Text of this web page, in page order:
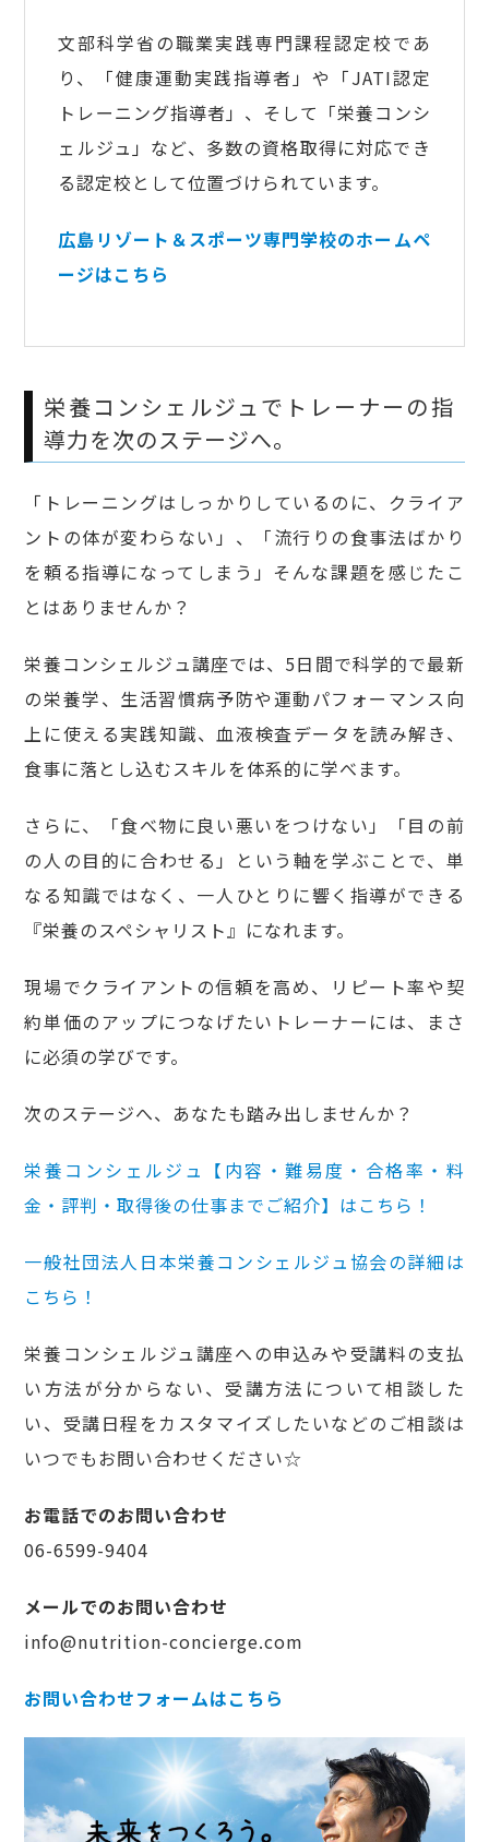
文部科学省の職業実践専門課程認定校であ
り、「健康運動実践指導者」や「JATI認定
トレーニング指導者」、そして「栄養コンシ
ェルジュ」など、多数の資格取得に対応でき
る認定校として位置づけられています。
広島リゾート＆スポーツ専門学校のホームペ
ージはこちら
栄養コンシェルジュでトレーナーの指
導力を次のステージへ。
「トレーニングはしっかりしているのに、クライア
ントの体が変わらない」、「流行りの食事法ばかり
を頼る指導になってしまう」そんな課題を感じたこ
とはありませんか？
栄養コンシェルジュ講座では、5日間で科学的で最新
の栄養学、生活習慣病予防や運動パフォーマンス向
上に使える実践知識、血液検査データを読み解き、
食事に落とし込むスキルを体系的に学べます。
さらに、「食べ物に良い悪いをつけない」「目の前
の人の目的に合わせる」という軸を学ぶことで、単
なる知識ではなく、一人ひとりに響く指導ができる
『栄養のスペシャリスト』になれます。
現場でクライアントの信頼を高め、リピート率や契
約単価のアップにつなげたいトレーナーには、まさ
に必須の学びです。
次のステージへ、あなたも踏み出しませんか？
栄養コンシェルジュ【内容・難易度・合格率・料
金・評判・取得後の仕事までご紹介】はこちら！
一般社団法人日本栄養コンシェルジュ協会の詳細は
こちら！
栄養コンシェルジュ講座への申込みや受講料の支払
い方法が分からない、受講方法について相談した
い、受講日程をカスタマイズしたいなどのご相談は
いつでもお問い合わせください☆
お電話でのお問い合わせ
06-6599-9404
メールでのお問い合わせ
info@nutrition-concierge.com
お問い合わせフォームはこちら